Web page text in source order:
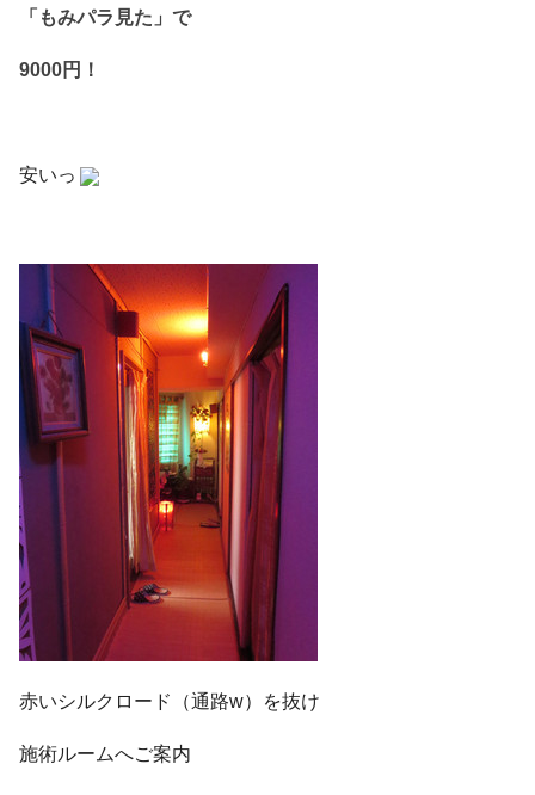
「もみパラ見た」で
9000円！
安いっ
赤いシルクロード（通路w）を抜け
施術ルームへご案内